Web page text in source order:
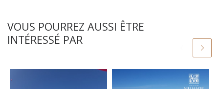
VOUS POURREZ AUSSI ÊTRE
INTÉRESSÉ PAR